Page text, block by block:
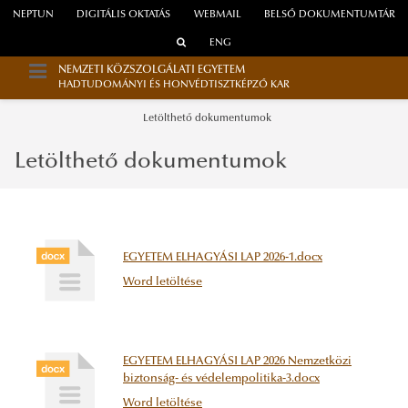
WEBMAIL
NEPTUN DIGITÁLIS OKTATÁS BELSŐ DOKUMENTUMTÁR
ENG
NEMZETI KÖZSZOLGÁLATI EGYETEM
HADTUDOMÁNYI ÉS HONVÉDTISZTKÉPZŐ KAR
Letölthető dokumentumok
Letölthető dokumentumok
EGYETEM ELHAGYÁSI LAP 2026-1.docx
Word letöltése
EGYETEM ELHAGYÁSI LAP 2026 Nemzetközi
biztonság- és védelempolitika-3.docx
Word letöltése